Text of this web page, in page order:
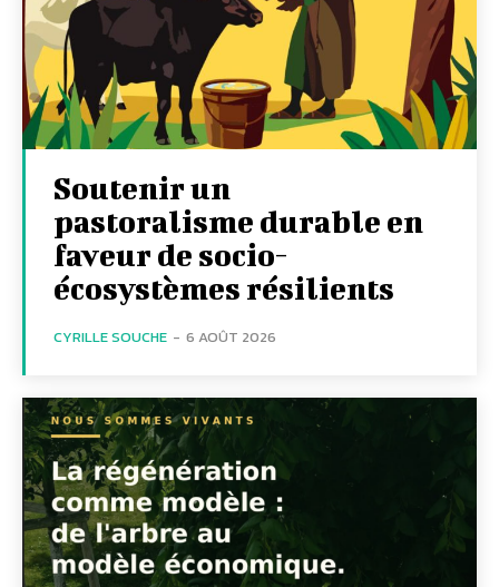
Soutenir un
pastoralisme durable en
faveur de socio-
écosystèmes résilients
CYRILLE SOUCHE - 6 AOÛT 2026